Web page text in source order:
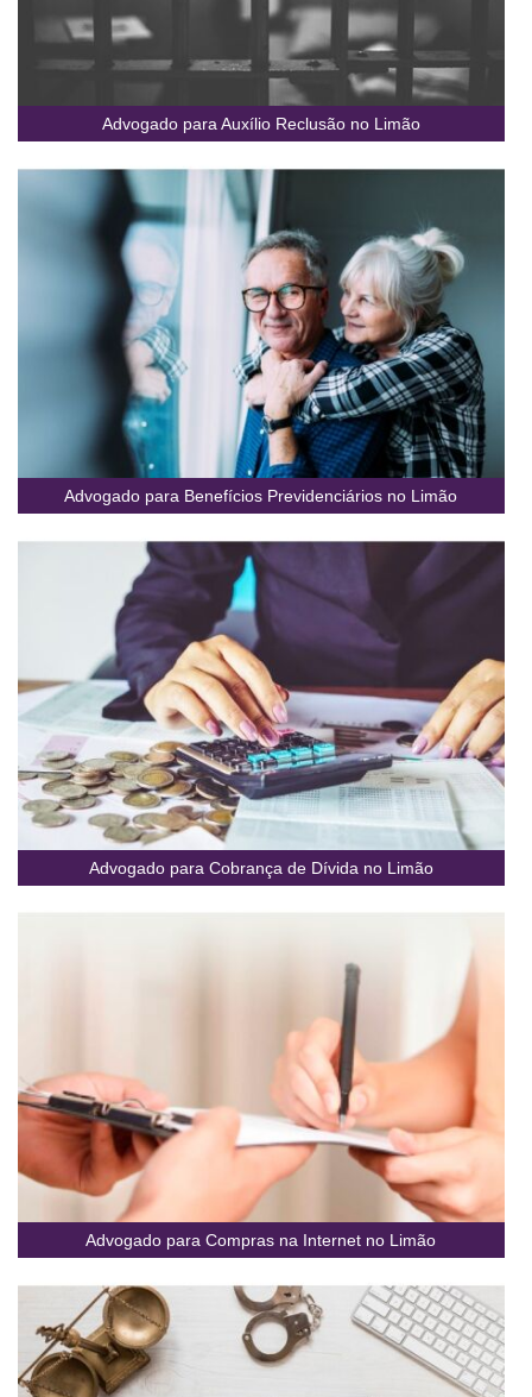
Advogado para Auxílio Reclusão no Limão
Advogado para Benefícios Previdenciários no Limão
Advogado para Cobrança de Dívida no Limão
Advogado para Compras na Internet no Limão